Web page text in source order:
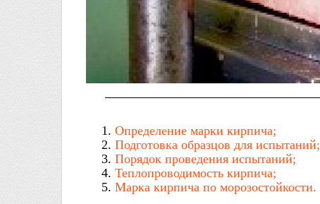
Определение марки кирпича;
Подготовка образцов для испытаний;
Порядок проведения испытаний;
Теплопроводимость кирпича;
Марка кирпича по морозостойкости.